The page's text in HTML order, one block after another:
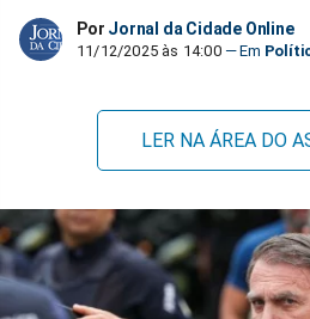
Por Jornal da Cidade Online
11/12/2025 às 14:00
LER NA ÁREA DO